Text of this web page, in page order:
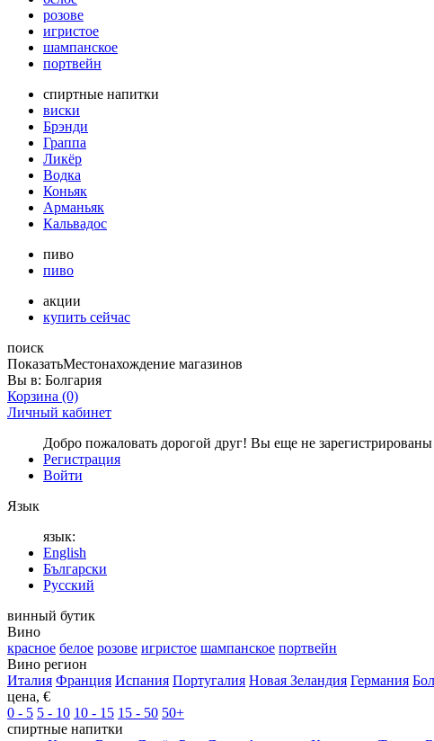
розове
игристое
шампанское
портвейн
спиртные напитки
виски
Брэнди
Граппа
Ликёр
Водка
Коньяк
Арманьяк
Кальвадос
пиво
пиво
акции
купить сейчас
поиск
ПоказатьМестонахождение магазинов
Вы в: Болгария
Корзина (0)
Личный кабинет
Добро пожаловать дорогой друг! Вы еще не
Регистрация
Войти
Язык
язык:
English
Български
Русский
винный бутик
Вино
красное белое розове игристое шампанское портвейн
Вино регион
Италия Франция Испания Португалия Новая Зеландия Германия
цена, €
0 - 5 5 - 10 10 - 15 15 - 50 50+
спиртные напитки